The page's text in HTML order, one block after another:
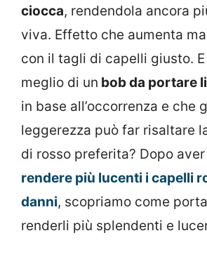
ciocca, rendendola ancora
viva. Effetto che aumenta
con il tagli di capelli giusto. E
meglio di un bob da portare
in base all’occorrenza e che
leggerezza può far risaltare
di rosso preferita? Dopo
rendere più lucenti i capelli
danni, scopriamo come
renderli più splendenti e